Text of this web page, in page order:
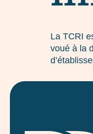
La TCRI
voué à la